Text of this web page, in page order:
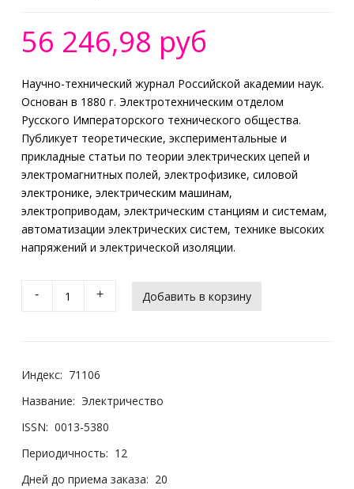
56 246,98 руб
Научно-технический журнал Российской академии наук.
Основан в 1880 г. Электротехническим отделом
Русского Императорского технического общества.
Публикует теоретические, экспериментальные и
прикладные статьи по теории электрических цепей и
электромагнитных полей, электрофизике, силовой
электронике, электрическим машинам,
электроприводам, электрическим станциям и системам,
автоматизации электрических систем, технике высоких
напряжений и электрической изоляции.
- +
Индекс: 71106
Название: Электричество
ISSN: 0013-5380
Периодичность: 12
Дней до приема заказа: 20